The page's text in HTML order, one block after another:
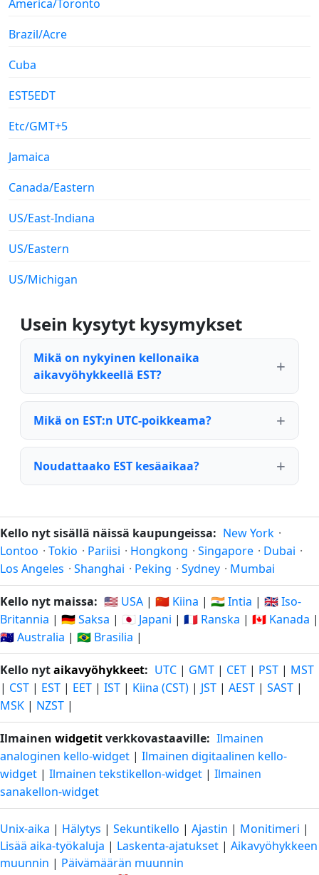
America/Toronto
Brazil/Acre
Cuba
EST5EDT
Etc/GMT+5
Jamaica
Canada/Eastern
US/East-Indiana
US/Eastern
US/Michigan
Usein kysytyt kysymykset
Mikä on nykyinen kellonaika
aikavyöhykkeellä EST?
Mikä on EST:n UTC-poikkeama?
Noudattaako EST kesäaikaa?
Kello nyt sisällä näissä kaupungeissa: New York ·
Lontoo · Tokio · Pariisi · Hongkong · Singapore · Dubai ·
Los Angeles · Shanghai · Peking · Sydney · Mumbai
Kello nyt maissa: 🇺🇸 USA | 🇨🇳 Kiina | 🇮🇳 Intia | 🇬🇧 Iso-
Britannia | 🇩🇪 Saksa | 🇯🇵 Japani | 🇫🇷 Ranska | 🇨🇦 Kanada |
🇦🇺 Australia | 🇧🇷 Brasilia |
Kello nytaikavyöhykkeet: UTC | GMT | CET | PST | MST
| CST | EST | EET | IST | Kiina (CST) | JST | AEST | SAST |
MSK | NZST |
Ilmainen widgetitverkkovastaaville: Ilmainen
analoginen kello-widget | Ilmainen digitaalinen kello-
widget | Ilmainen tekstikellon-widget | Ilmainen
sanakellon-widget
Unix-aika | Hälytys | Sekuntikello | Ajastin | Monitimeri |
Lisää aika-työkaluja | Laskenta-ajatukset | Aikavyöhykkeen
muunnin | Päivämäärän muunnin